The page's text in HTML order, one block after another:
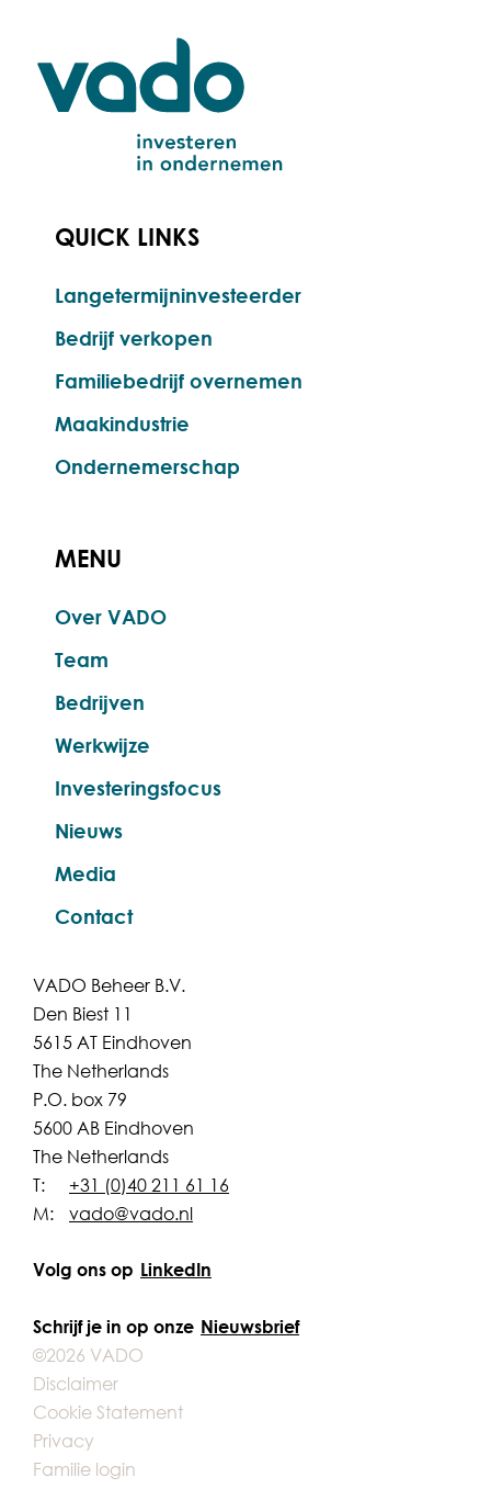
QUICK LINKS
Langetermijninvesteerder
Bedrijf verkopen
Familiebedrijf overnemen
Maakindustrie
Ondernemerschap
MENU
Over VADO
Team
Bedrijven
Werkwijze
Investeringsfocus
Nieuws
Media
Contact
VADO Beheer B.V.
Den Biest 11
5615 AT Eindhoven
The Netherlands
P.O. box 79
5600 AB Eindhoven
The Netherlands
T: +31 (0)40 211 61 16
M: vado@vado.nl
Volg ons op LinkedIn
Schrijf je in op onze Nieuwsbrief
©2026 VADO
Disclaimer
Cookie Statement
Privacy
Familie login